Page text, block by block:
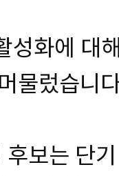
성화에 대
물렀습니
보는 단